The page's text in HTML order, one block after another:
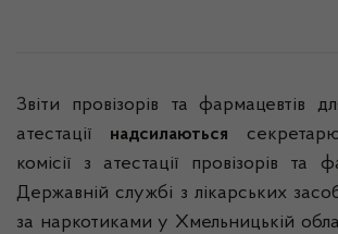
Звіти провізорів та фармацевтів
атестації надсилаються
комісії з атестації провізорів та
Державній службі з лікарських
за наркотиками у Хмельницькій